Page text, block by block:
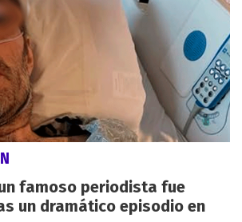
famoso periodista fue
un dramático episodio en